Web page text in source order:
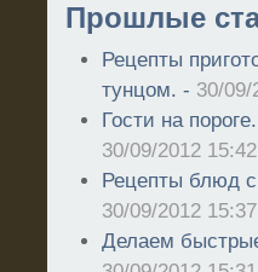
Прошлые
Рецепты
тунцом. - 30/09/
Гости на
30/09/2012 15:42
Рецепты блюд
30/09/2012 15:37
Делаем